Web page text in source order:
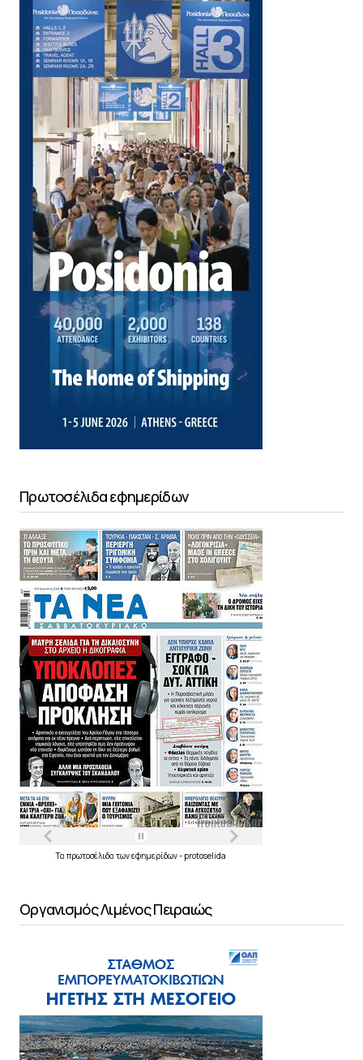
Πρωτοσέλιδα εφημερίδων
Τα πρωτοσέλιδα τωνεφημερίδων- protoselida
Οργανισμός Λιμένος Πειραιώς